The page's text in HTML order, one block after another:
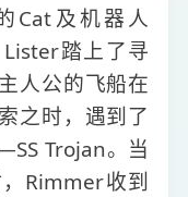
Cat及机器人
踏上了寻
人公的飞船在
之时，遇到了
Trojan。当
Rimmer收到